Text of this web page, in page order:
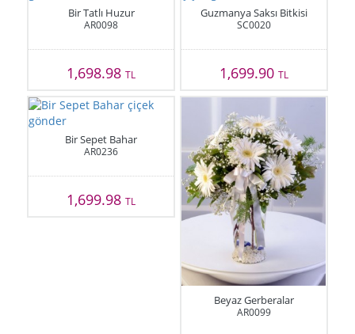
Bir Tatlı Huzur
AR0098
1,698.98TL
Guzmanya Saksı Bitkisi
SC0020
1,699.90 TL
Bir Sepet Bahar
AR0236
1,699.98TL
Beyaz Gerberalar
AR0099